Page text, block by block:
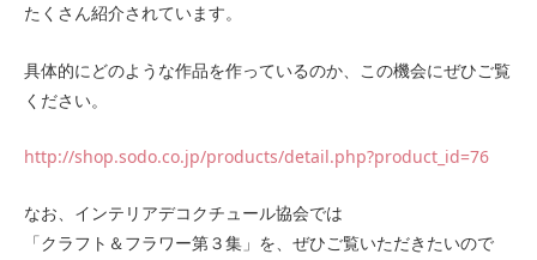
たくさん紹介されています。
具体的にどのような作品を作っているのか、この機会にぜひご覧
ください。
http://shop.sodo.co.jp/products/detail.php?product_id=76
なお、インテリアデコクチュール協会では
「クラフト＆フラワー第３集」を、ぜひご覧いただきたいので